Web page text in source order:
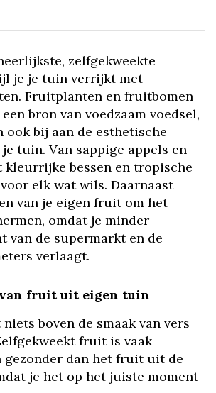
zelfgekweekte
je je tuin verrijkt met
Fruitplanten en fruitbomen
bron van voedzaam voedsel,
ook bij aan de esthetische
tuin. Van sappige appels en
kleurrijke bessen en tropische
elk wat wils. Daarnaast
van je eigen fruit om het
omdat je minder
van de supermarkt en de
verlaagt.
fruit uit eigen tuin
boven de smaak van vers
fruit is vaak
gezonder dan het fruit uit de
je het op het juiste moment